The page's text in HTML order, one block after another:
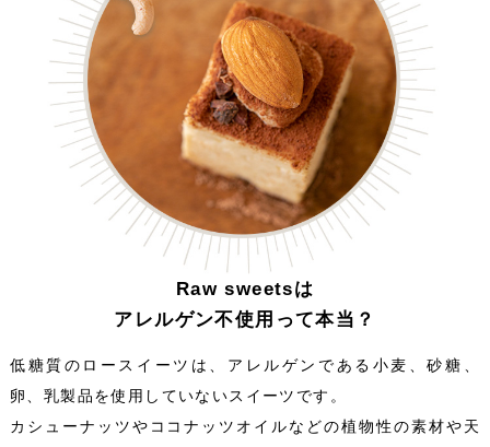
Raw sweetsは
アレルゲン不使用って本当？
低糖質のロースイーツは、アレルゲンである小麦、砂糖、
卵、乳製品を使用していないスイーツです。
カシューナッツやココナッツオイルなどの植物性の素材や天